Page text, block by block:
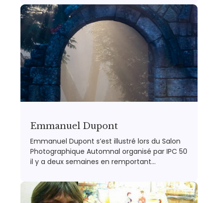
Emmanuel Dupont
Emmanuel Dupont s’est illustré lors du Salon
Photographique Automnal organisé par IPC 50
il y a deux semaines en remportant…